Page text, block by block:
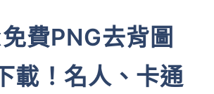
費PNG去背圖
載！名人、卡通